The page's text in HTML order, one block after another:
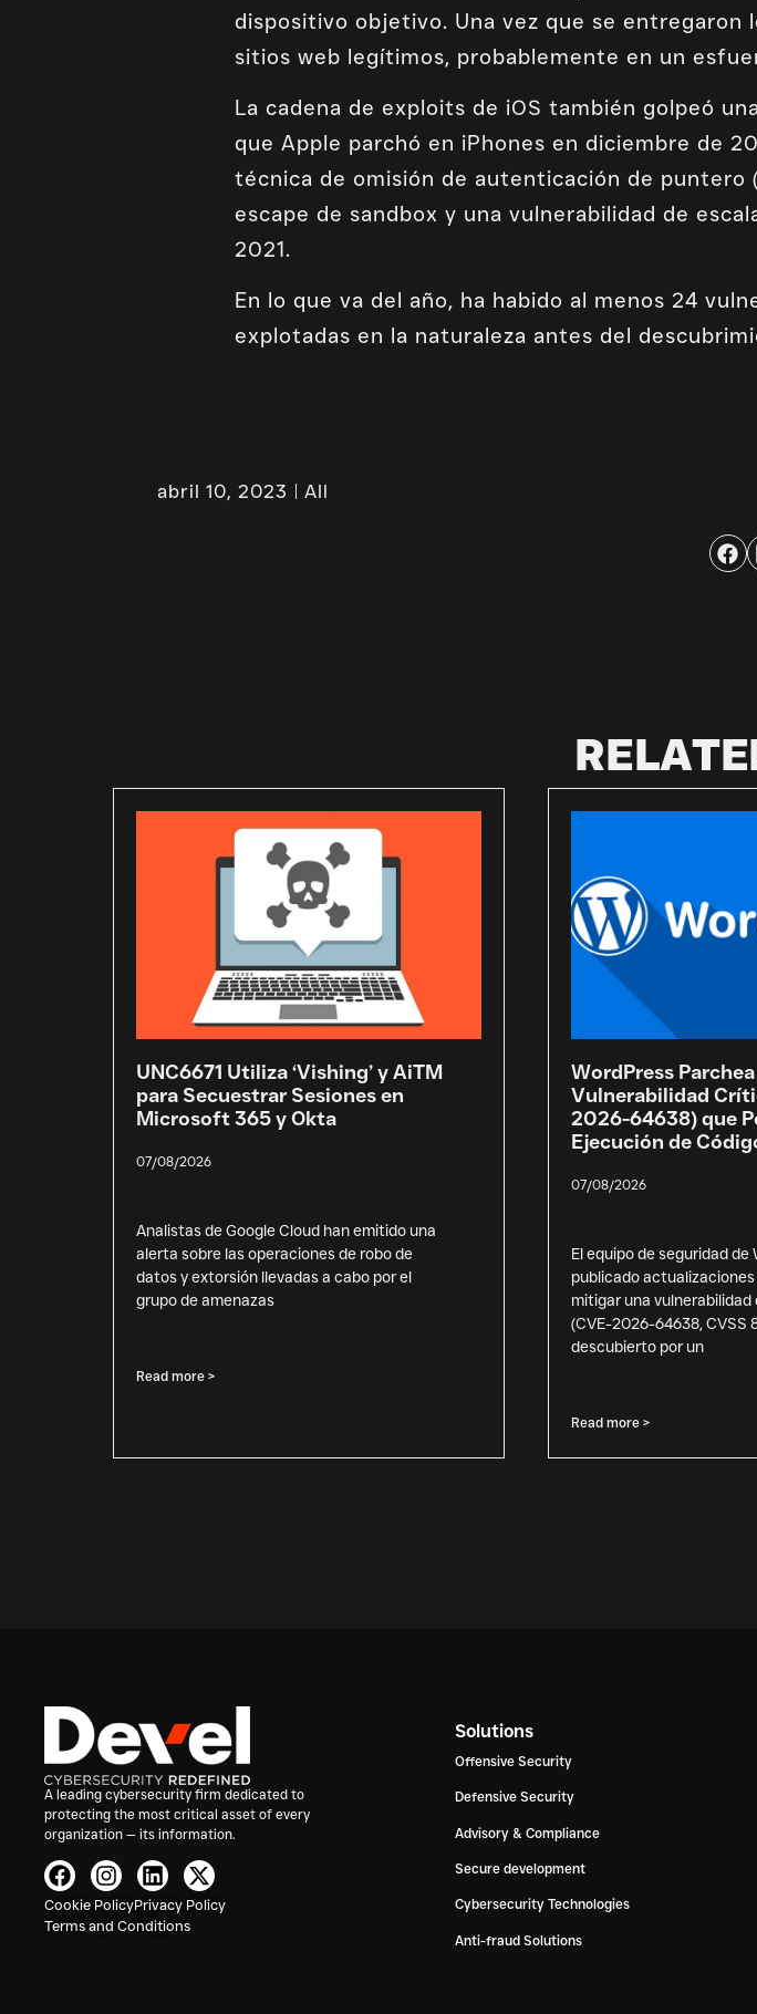
dispositivo objetivo. Una vez que se
sitios web legítimos, probablemente en un
La cadena de exploits de iOS también golpeó
que Apple parchó en iPhones en diciembre de
técnica de omisión de autenticación de puntero
escape de sandbox y una vulnerabilidad de
2021.
En lo que va del año, ha habido al menos 24
explotadas en la naturaleza antes del
abril 10, 2023 All
UNC6671 Utiliza ‘Vishing’ y AiTM
para Secuestrar Sesiones en
Microsoft 365 y Okta
07/08/2026
Analistas de Google Cloud han emitido una
alerta sobre las operaciones de robo de
datos y extorsión llevadas a cabo por el
grupo de amenazas
Read more >
WordPress Parchea
Vulnerabilidad
2026-64638) que
Ejecución de
07/08/2026
El equipo de seguridad de
publicado
mitigar una
(CVE-2026-64638, CVSS
descubierto por un
Read more >
A leading cybersecurity firm dedicated to
protecting the most critical asset of every
organization — its information.
Cookie PolicyPrivacy Policy
Terms and Conditions
Solutions
Offensive Security
Defensive Security
Advisory & Compliance
Secure development
Cybersecurity Technologies
Anti-fraud Solutions